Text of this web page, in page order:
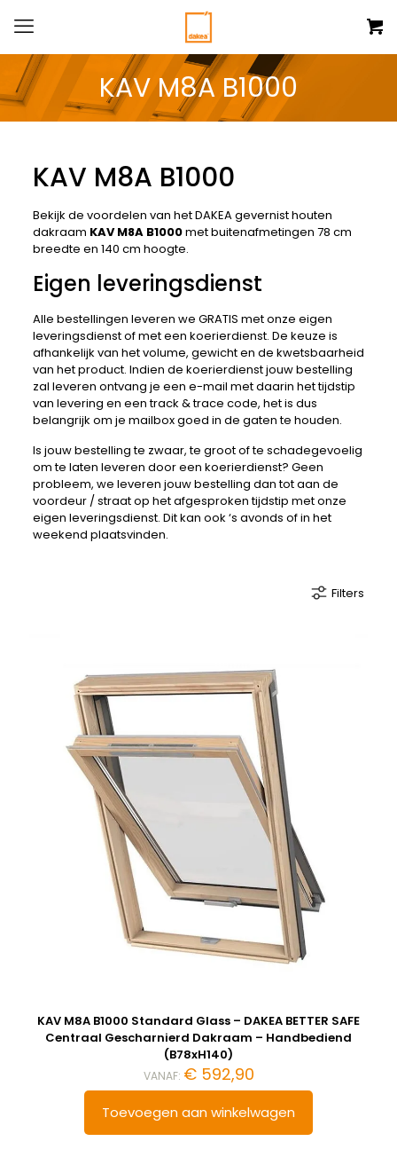
KAV M8A B1000
KAV M8A B1000
Bekijk de voordelen van het DAKEA gevernist houten
dakraam KAV M8A B1000met buitenafmetingen 78 cm
breedte en 140 cm hoogte.
Eigen leveringsdienst
Alle bestellingen leveren we GRATIS met onze eigen
leveringsdienst of met een koerierdienst. De keuze is
afhankelijk van het volume, gewicht en de kwetsbaarheid
van het product. Indien de koerierdienst jouw bestelling
zal leveren ontvang je een e-mail met daarin het tijdstip
van levering en een track & trace code, het is dus
belangrijk om je mailbox goed in de gaten te houden.
Is jouw bestelling te zwaar, te groot of te schadegevoelig
om te laten leveren door een koerierdienst? Geen
probleem, we leveren jouw bestelling dan tot aan de
voordeur / straat op het afgesproken tijdstip met onze
eigen leveringsdienst. Dit kan ook ‘s avonds of in het
weekend plaatsvinden.
Filters
KAV M8A B1000 Standard Glass – DAKEA BETTER SAFE
Centraal Gescharnierd Dakraam – Handbediend
(B78xH140)
VANAF: €592,90
Toevoegen aan winkelwagen